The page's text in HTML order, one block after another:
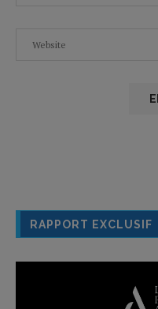
RAPPORT EXCLUSIF